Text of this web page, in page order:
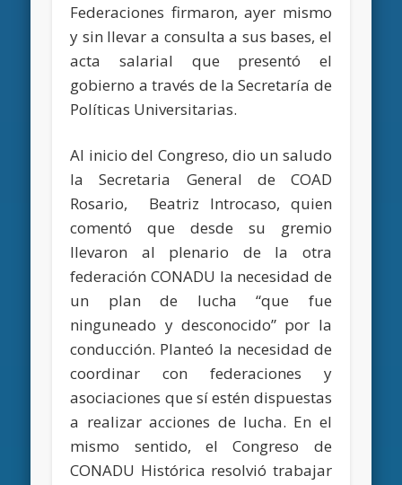
Federaciones firmaron, ayer mismo
y sin llevar a consulta a sus bases, el
acta salarial que presentó el
gobierno a través de la Secretaría de
Políticas Universitarias.
Al inicio del Congreso, dio un saludo
la Secretaria General de COAD
Rosario, Beatriz Introcaso, quien
comentó que desde su gremio
llevaron al plenario de la otra
federación CONADU la necesidad de
un plan de lucha “que fue
ninguneado y desconocido” por la
conducción. Planteó la necesidad de
coordinar con federaciones y
asociaciones que sí estén dispuestas
a realizar acciones de lucha. En el
mismo sentido, el Congreso de
CONADU Histórica resolvió trabajar